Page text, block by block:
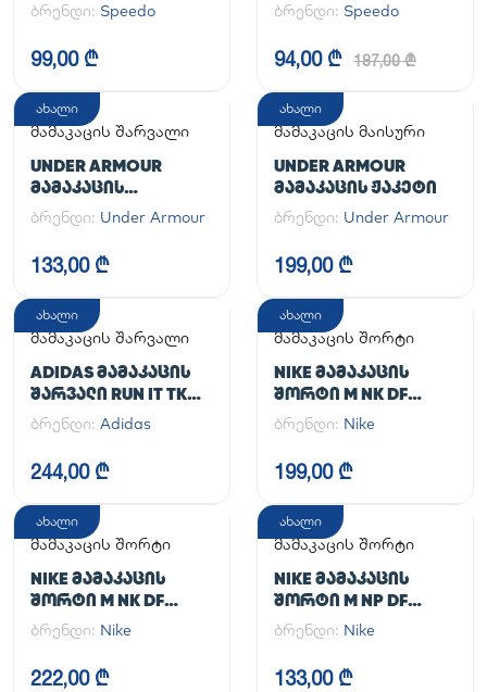
ბრენდი: Speedo
99,00 ₾
ბრენდი: Speedo
94,00 ₾ 187,00 ₾
ახალი
მამაკაცის შარვალი
UNDER ARMOUR
ᲛᲐᲛᲐᲙᲐᲪᲘᲡ
ᲡᲞᲝᲠᲢᲣᲚᲘ ᲨᲐᲠᲕᲐᲚᲘ
UA CG ARMOUR
LEGGINGS
ბრენდი: Under Armour
133,00 ₾
ახალი
მამაკაცის მაისური
UNDER ARMOUR
ᲛᲐᲛᲐᲙᲐᲪᲘᲡ ᲟᲐᲙᲔᲢᲘ
ბრენდი: Under Armour
199,00 ₾
ახალი
მამაკაცის შარვალი
ADIDAS ᲛᲐᲛᲐᲙᲐᲪᲘᲡ
ᲨᲐᲠᲕᲐᲚᲘ RUN IT TKO
PANT
ბრენდი: Adidas
244,00 ₾
ახალი
მამაკაცის შორტი
NIKE ᲛᲐᲛᲐᲙᲐᲪᲘᲡ
ᲨᲝᲠᲢᲘ M NK DF
UNLIMITED WVN 7IN
ბრენდი: Nike
199,00 ₾
ახალი
მამაკაცის შორტი
NIKE ᲛᲐᲛᲐᲙᲐᲪᲘᲡ
ᲨᲝᲠᲢᲘ M NK DF
UNLIMITED WVN 7IN
2IN1
ბრენდი: Nike
222,00 ₾
ახალი
მამაკაცის შორტი
NIKE ᲛᲐᲛᲐᲙᲐᲪᲘᲡ
ᲨᲝᲠᲢᲘ M NP DF
LONG SHORT
ბრენდი: Nike
133,00 ₾